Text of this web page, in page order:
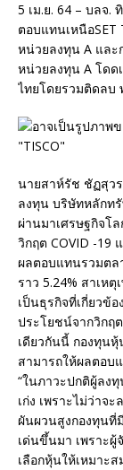
5 เม.ย. 64 – บลจ.
ตอบแทนเหนือ
หน่วยลงทุน A และ
หน่วยลงทุน A โดด
ไทยโดยรวมติดลบ
นายสาห์รัช ชัฏสุว
ลงทุน บริษัทหลักท
ผ่านมาเศรษฐกิจโ
วิกฤต COVID -19
ผลตอบแทนรวมตล
ราว 5.24% สาเห
เป็นธุรกิจที่เกี่ยวข้
ประโยชน์จากวิกฤ
เดียวกันนี้ กองทุน
สามารถให้ผลตอบ
“ในภาวะปกติผู้ลง
เก่ง เพราะไม่ว่า
ผันผวนสูงกองทุนที่
เด่นขึ้นมา เพราะ
เลือกหุ้นให้เหมาะ